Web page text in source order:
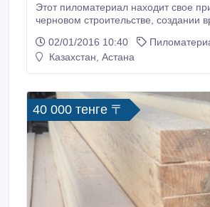
Этот пиломатериал находит свое
черновом строительстве, создании временных
необрезных досок и отличие от
неопиленных или частично
лиственницы) следующих размеров:
или 50 мм, длина 3м, 6 м.
02/01/2016 10:40
Казахстан, Астана
40 000 тенге 〒